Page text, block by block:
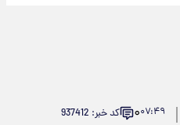
۰۷:۴۹۰ کد خبر: 937412